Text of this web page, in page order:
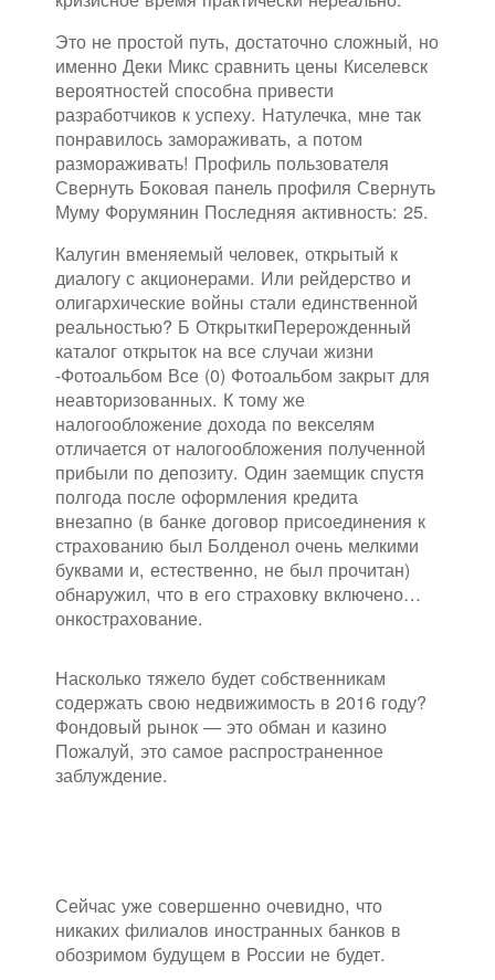
Это не простой путь, достаточно сложный, но
именно Деки Микс сравнить цены Киселевск
вероятностей способна привести
разработчиков к успеху. Натулечка, мне так
понравилось замораживать, а потом
размораживать! Профиль пользователя
Свернуть Боковая панель профиля Свернуть
Муму Форумянин Последняя активность: 25.
Калугин вменяемый человек, открытый к
диалогу с акционерами. Или рейдерство и
олигархические войны стали единственной
реальностью? Б ОткрыткиПерерожденный
каталог открыток на все случаи жизни
-Фотоальбом Все (0) Фотоальбом закрыт для
неавторизованных. К тому же
налогообложение дохода по векселям
отличается от налогообложения полученной
прибыли по депозиту. Один заемщик спустя
полгода после оформления кредита
внезапно (в банке договор присоединения к
страхованию был Болденол очень мелкими
буквами и, естественно, не был прочитан)
обнаружил, что в его страховку включено…
онкострахование.
Насколько тяжело будет собственникам
содержать свою недвижимость в 2016 году?
Фондовый рынок — это обман и казино
Пожалуй, это самое распространенное
заблуждение.
Сейчас уже совершенно очевидно, что
никаких филиалов иностранных банков в
обозримом будущем в России не будет.